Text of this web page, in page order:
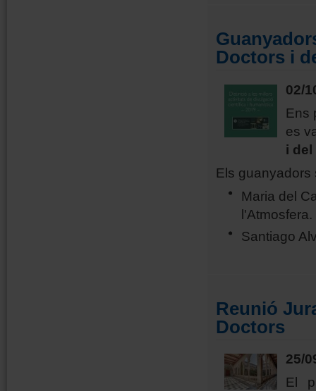
Doctors i
02/
Ens
es
i del
Els guanyadors
Maria del
l'Atmosfera.
Santiago
Reunió
Doctors
25/
El